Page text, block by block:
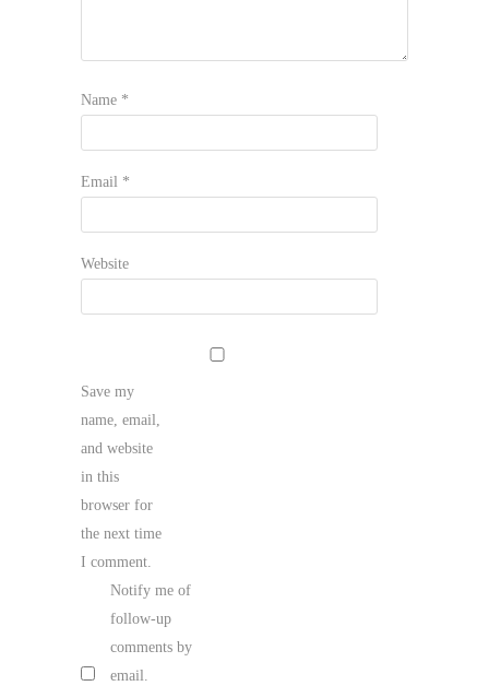
Name *
Email *
Website
Save my
name, email,
and website
in this
browser for
the next time
I comment.
Notify me of
follow-up
comments by
email.